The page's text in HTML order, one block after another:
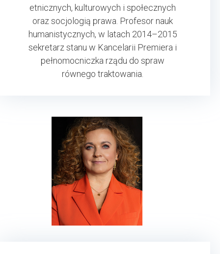
etnicznych, kulturowych i społecznych
oraz socjologią prawa. Profesor nauk
humanistycznych, w latach 2014–2015
sekretarz stanu w Kancelarii Premiera i
pełnomocniczka rządu do spraw
równego traktowania.